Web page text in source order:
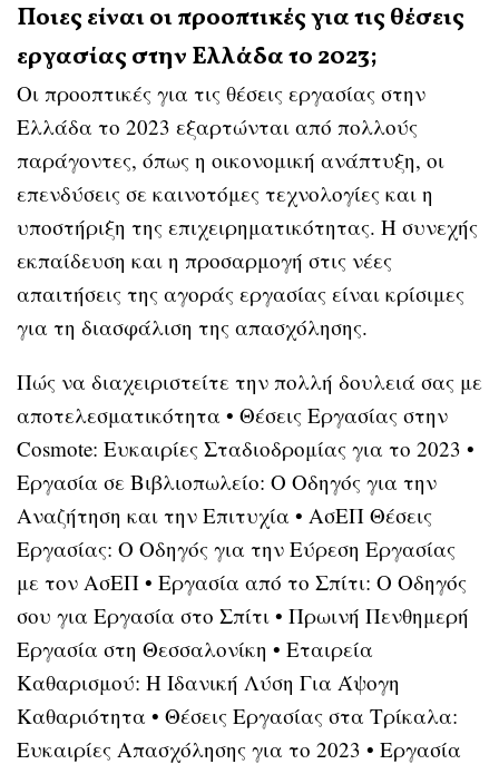
Ποιες είναι οι προοπτικές για τις θέσεις
εργασίας στην Ελλάδα το 2023;
Οι προοπτικές για τις θέσεις εργασίας στην
Ελλάδα το 2023 εξαρτώνται από πολλούς
παράγοντες, όπως η οικονομική ανάπτυξη, οι
επενδύσεις σε καινοτόμες τεχνολογίες και η
υποστήριξη της επιχειρηματικότητας. Η συνεχής
εκπαίδευση και η προσαρμογή στις νέες
απαιτήσεις της αγοράς εργασίας είναι κρίσιμες
για τη διασφάλιση της απασχόλησης.
Πώς να διαχειριστείτε την πολλή δουλειά σας με
αποτελεσματικότητα • Θέσεις Εργασίας στην
Cosmote: Ευκαιρίες Σταδιοδρομίας για το 2023 •
Εργασία σε Βιβλιοπωλείο: Ο Οδηγός για την
Αναζήτηση και την Επιτυχία • ΑσΕΠ Θέσεις
Εργασίας: Ο Οδηγός για την Εύρεση Εργασίας
με τον ΑσΕΠ • Εργασία από το Σπίτι: Ο Οδηγός
σου για Εργασία στο Σπίτι • Πρωινή Πενθημερή
Εργασία στη Θεσσαλονίκη • Εταιρεία
Καθαρισμού: Η Ιδανική Λύση Για Άψογη
Καθαριότητα • Θέσεις Εργασίας στα Τρίκαλα:
Ευκαιρίες Απασχόλησης για το 2023 • Εργασία